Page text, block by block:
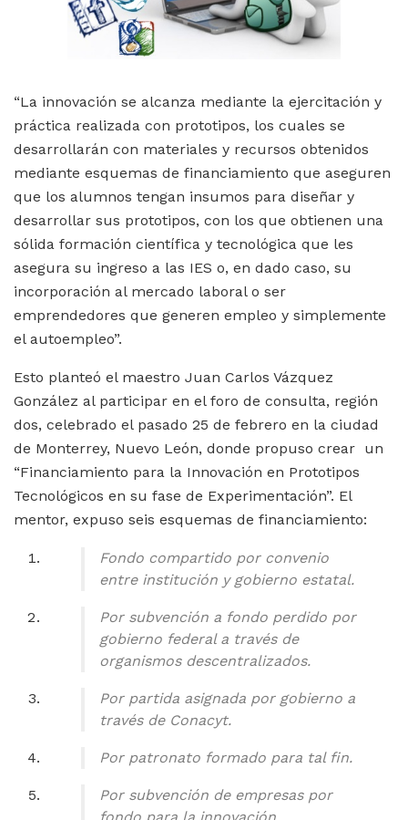
“La innovación se alcanza mediante la ejercitación y
práctica realizada con prototipos, los cuales se
desarrollarán con materiales y recursos obtenidos
mediante esquemas de financiamiento que aseguren
que los alumnos tengan insumos para diseñar y
desarrollar sus prototipos, con los que obtienen una
sólida formación científica y tecnológica que les
asegura su ingreso a las IES o, en dado caso, su
incorporación al mercado laboral o ser
emprendedores que generen empleo y simplemente
el autoempleo”.
Esto planteó el maestro Juan Carlos Vázquez
González al participar en el foro de consulta, región
dos, celebrado el pasado 25 de febrero en la ciudad
de Monterrey, Nuevo León, donde propuso crear un
“Financiamiento para la Innovación en Prototipos
Tecnológicos en su fase de Experimentación”. El
mentor, expuso seis esquemas de financiamiento:
Fondo compartido por convenio
entre institución y gobierno estatal.
Por subvención a fondo perdido por
gobierno federal a través de
organismos descentralizados.
Por partida asignada por gobierno a
través de Conacyt.
Por patronato formado para tal fin.
Por subvención de empresas por